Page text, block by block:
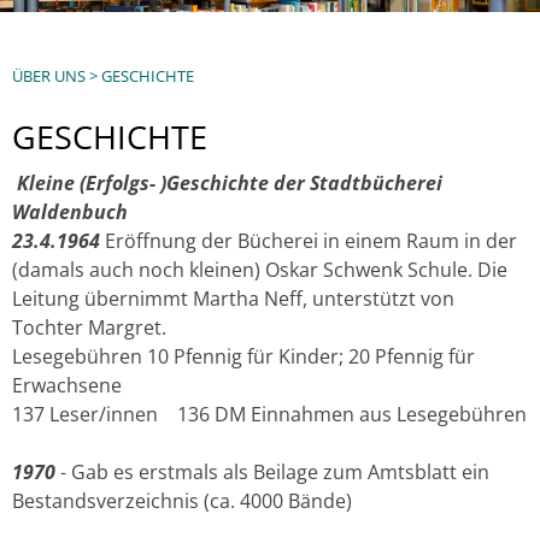
ÜBER UNS>GESCHICHTE
GESCHICHTE
Kleine (Erfolgs- )Geschichte der Stadtbücherei
Waldenbuch
23.4.1964 Eröffnung der Bücherei in einem Raum in der
(damals auch noch kleinen) Oskar Schwenk Schule. Die
Leitung übernimmt Martha Neff, unterstützt von
Tochter Margret.
Lesegebühren 10 Pfennig für Kinder; 20 Pfennig für
Erwachsene
137 Leser/innen 136 DM Einnahmen aus Lesegebühren
1970- Gab es erstmals als Beilage zum Amtsblatt ein
Bestandsverzeichnis (ca. 4000 Bände)